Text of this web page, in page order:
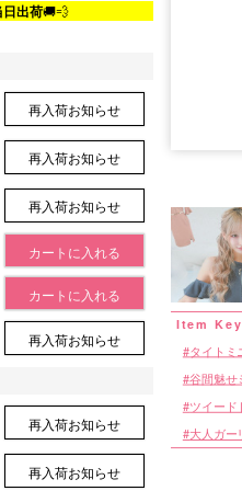
出荷🚚💨
再入荷お知らせ
再入荷お知らせ
再入荷お知らせ
カートに入れる
カートに入れる
再入荷お知らせ
再入荷お知らせ
再入荷お知らせ
タイトミ
谷間魅せ
ツイード
大人ガー